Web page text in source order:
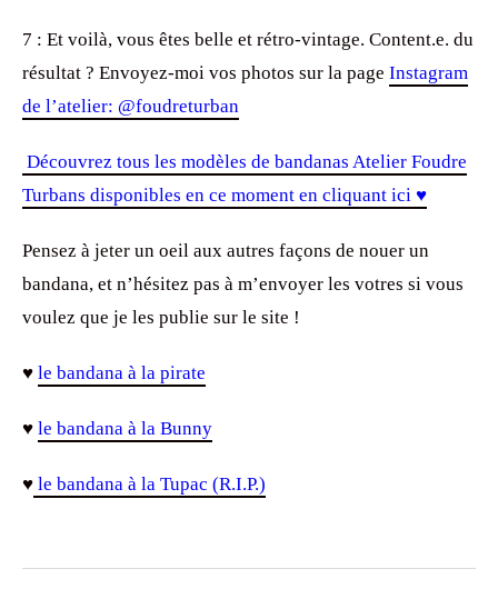
7 : Et voilà, vous êtes belle et rétro-vintage. Content.e. du
résultat ? Envoyez-moi vos photos sur la page Instagram
de l’atelier: @foudreturban
Découvrez tous les modèles de bandanas Atelier Foudre
Turbans disponibles en ce moment en cliquant ici ♥
Pensez à jeter un oeil aux autres façons de nouer un
bandana, et n’hésitez pas à m’envoyer les votres si vous
voulez que je les publie sur le site !
♥ le bandana à la pirate
♥ le bandana à la Bunny
♥ le bandana à la Tupac (R.I.P.)